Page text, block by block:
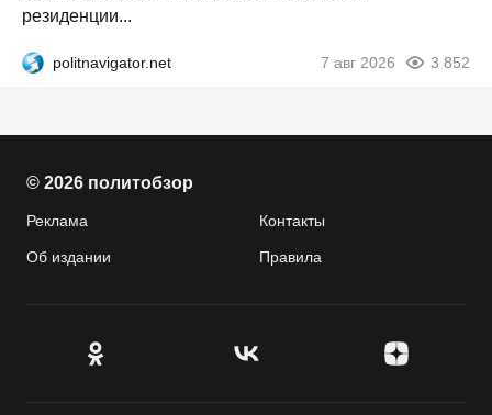
резиденции...
politnavigator.net 7 авг 2026 3 852
© 2026 политобзор
Реклама Контакты
Об издании Правила